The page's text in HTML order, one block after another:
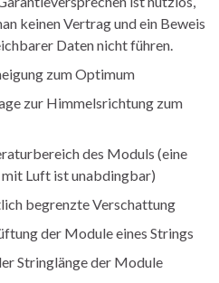
keinen Vertrag und ein Beweis
Daten nicht führen.
zum Optimum
zur Himmelsrichtung zum
des Moduls (eine
mit Luft ist unabdingbar)
begrenzte Verschattung
der Module eines Strings
Stringlänge der Module